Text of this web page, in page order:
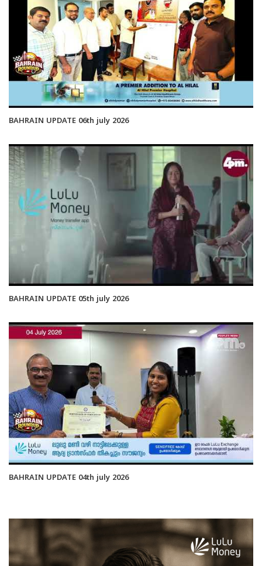
BAHRAIN UPDATE 06th july 2026
BAHRAIN UPDATE 05th july 2026
BAHRAIN UPDATE 04th july 2026